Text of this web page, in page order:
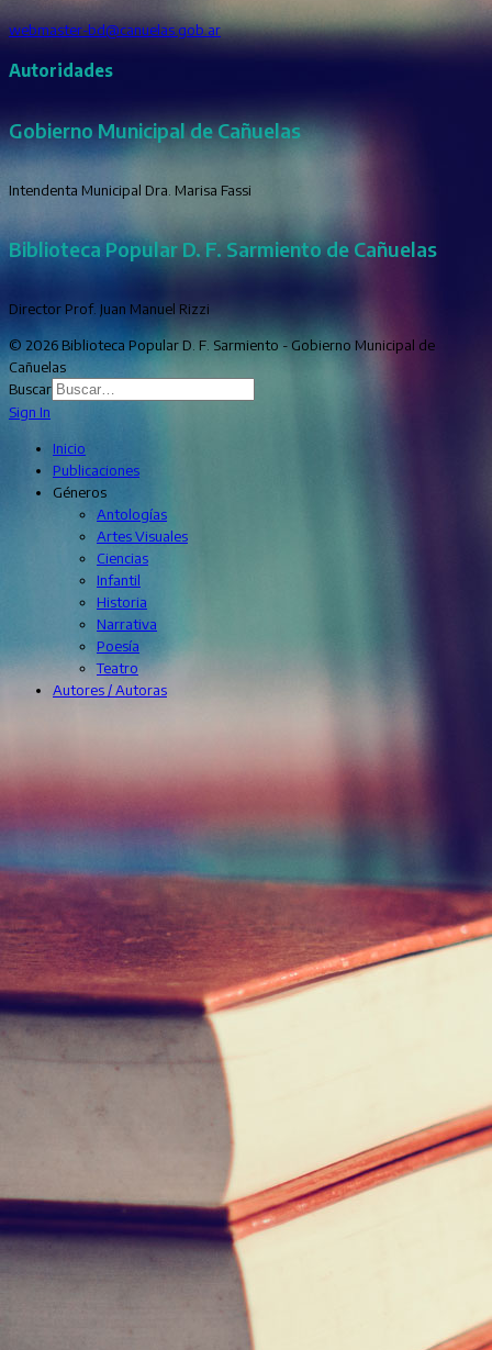
webmaster-bd@canuelas.gob.ar
Autoridades
Gobierno Municipal de Cañuelas
Intendenta Municipal Dra. Marisa Fassi
Biblioteca Popular D. F. Sarmiento de Cañuelas
Director Prof. Juan Manuel Rizzi
© 2026 Biblioteca Popular D. F. Sarmiento - Gobierno Municipal de
Cañuelas
Buscar
Sign In
Inicio
Publicaciones
Géneros
Antologías
Artes Visuales
Ciencias
Infantil
Historia
Narrativa
Poesía
Teatro
Autores / Autoras